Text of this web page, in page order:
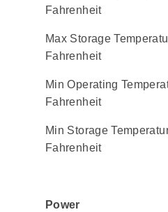
Fahrenheit
Max Storage
Fahrenheit
Min Operating
Fahrenheit
Min Storage
Fahrenheit
Power